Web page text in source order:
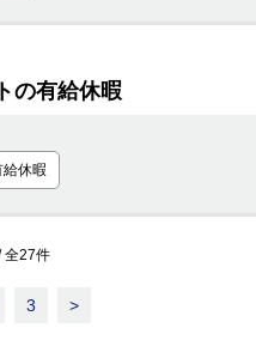
の有給休暇
給休暇
全27件
3 >